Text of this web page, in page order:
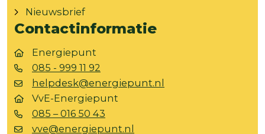
Nieuwsbrief
Contactinformatie
Energiepunt
085 - 999 11 92
helpdesk@energiepunt.nl
VvE-Energiepunt
085 – 016 50 43
vve@energiepunt.nl